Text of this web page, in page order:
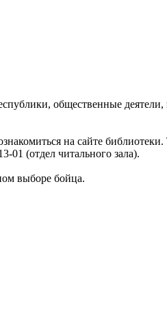
общественные
на сайте
(отдел читального зала).
выборе бойца.